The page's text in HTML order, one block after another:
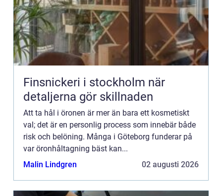
Finsnickeri i stockholm när
detaljerna gör skillnaden
Att ta hål i öronen är mer än bara ett kosmetiskt
val; det är en personlig process som innebär både
risk och belöning. Många i Göteborg funderar på
var öronhåltagning bäst kan...
Malin Lindgren
02 augusti 2026